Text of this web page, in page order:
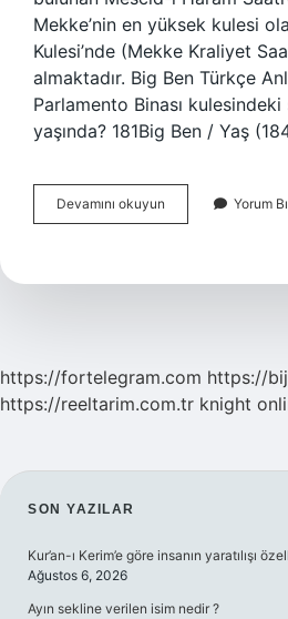
Mekke’nin en yüksek kulesi
Kulesi’nde (Mekke Kraliyet
almaktadır. Big Ben Türkçe
Parlamento Binası
yaşında? 181Big Ben / Yaş
Devamını okuyun
Ben
Yorum
https://fortelegram.com https://
https://reeltarim.com.tr knight
SIDEBAR
SON YAZILAR
Kur’an-ı Kerim’e göre insanın yaratılışı
Ağustos 6, 2026
Ayın sekline verilen isim nedir ?